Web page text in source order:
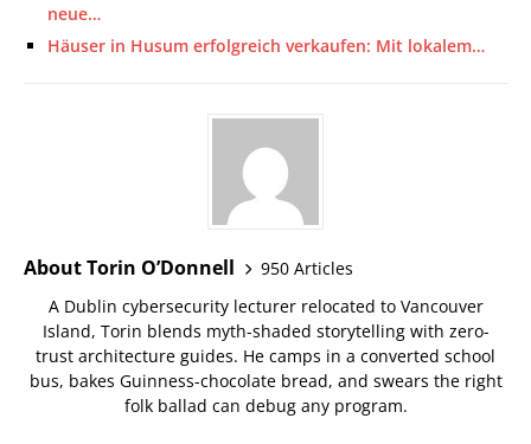
neue…
Häuser in Husum erfolgreich verkaufen: Mit lokalem…
About Torin O’Donnell
950 Articles
A Dublin cybersecurity lecturer relocated to Vancouver
Island, Torin blends myth-shaded storytelling with zero-
trust architecture guides. He camps in a converted school
bus, bakes Guinness-chocolate bread, and swears the right
folk ballad can debug any program.